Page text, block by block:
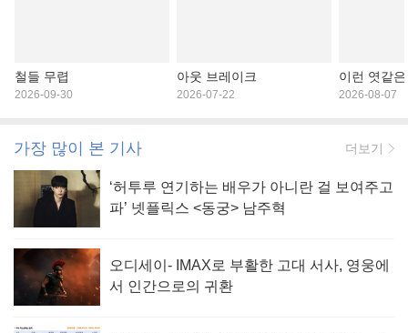
철들 무렵
2026-09-30
아웃 브레이크
2026-07-22
이런 엿같
2026-08-07
가장 많이 본 기사 더보기
‘허투루 연기하는 배우가 아니란 걸 보여주고
파’ 넷플릭스 <동궁> 남주혁
오디세이- IMAX로 부활한 고대 서사, 영웅에
서 인간으로의 귀환